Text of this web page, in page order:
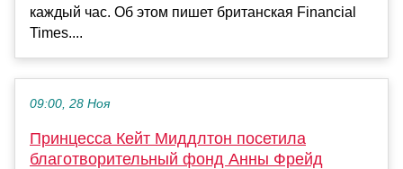
каждый час. Об этом пишет британская Financial
Times....
09:00, 28 Ноя
Принцесса Кейт Миддлтон посетила
благотворительный фонд Анны Фрейд